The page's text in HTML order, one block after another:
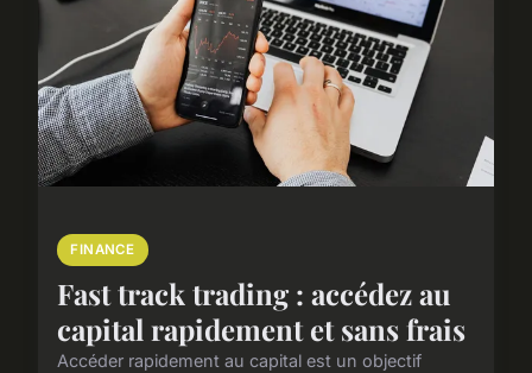
FINANCE
Fast track trading : accédez au
capital rapidement et sans frais
Accéder rapidement au capital est un objectif